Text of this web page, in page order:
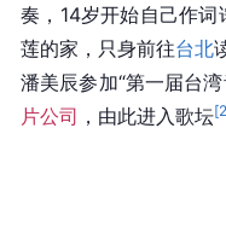
奏，14岁开始自己作
莲的家，只身前往台北
潘美辰参加“第一届台
片公司 ，由此进入歌坛[